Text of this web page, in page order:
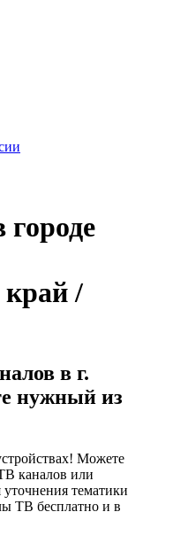
городе
/
в г.
нужный из
Можете
каналов или
тематики
ТВ бесплатно и в